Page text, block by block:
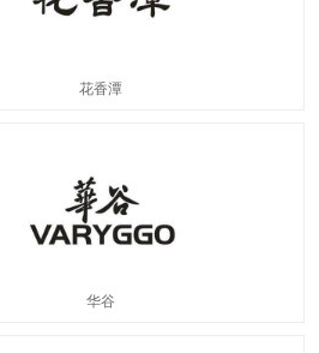
花香潭
华谷